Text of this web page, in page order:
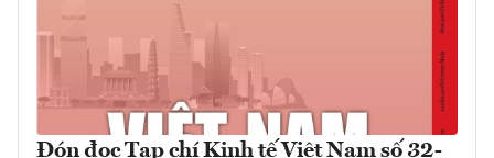
Đón đọc Tạp chí Kinh tế Việt Nam số 32-